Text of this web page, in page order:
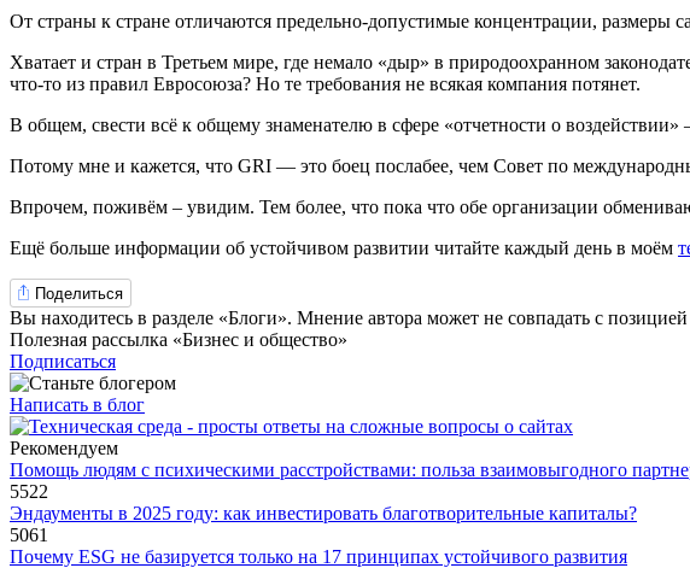
От страны к стране отличаются предельно-допустимые концентрации,
Хватает и стран в Третьем мире, где немало «дыр» в природоохранном
что-то из правил Евросоюза? Но те требования не всякая компания потянет.
В общем, свести всё к общему знаменателю в сфере «отчетности о
Потому мне и кажется, что GRI — это боец послабее, чем Совет по
Впрочем, поживём – увидим. Тем более, что пока что обе организации
Ещё больше информации об устойчивом развитии читайте каждый день в моём
Поделиться
Вы находитесь в разделе «Блоги». Мнение автора может не совпадать с
Полезная рассылка «Бизнес и общество»
Подписаться
Написать в блог
Рекомендуем
Помощь людям с психическими расстройствами: польза взаимовыгодного
5522
Эндаументы в 2025 году: как инвестировать благотворительные капиталы?
5061
Почему ESG не базируется только на 17 принципах устойчивого развития